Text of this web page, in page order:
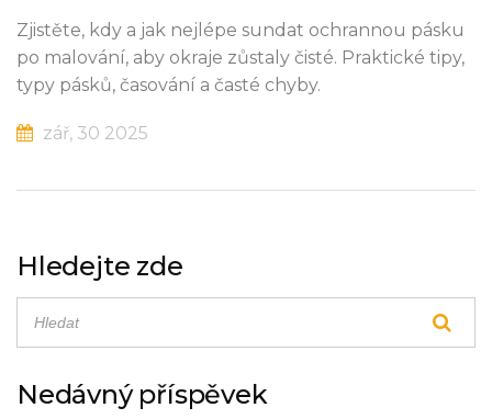
Zjistěte, kdy a jak nejlépe sundat ochrannou pásku
po malování, aby okraje zůstaly čisté. Praktické tipy,
typy pásků, časování a časté chyby.
zář, 30 2025
Hledejte zde
Nedávný příspěvek